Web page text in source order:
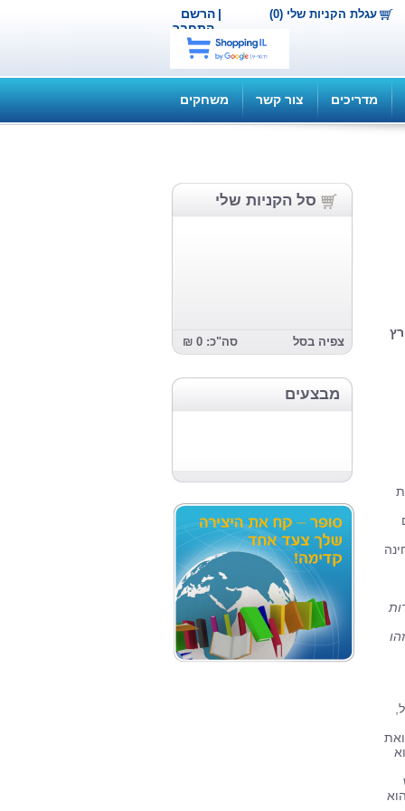
הרשם |
התחבר
עגלת הקניות שלי (0)
מדריכים צור קשר משחקים
סל הקניות שלי
צפיה בסל סה"כ: 0 ₪
מבצעים